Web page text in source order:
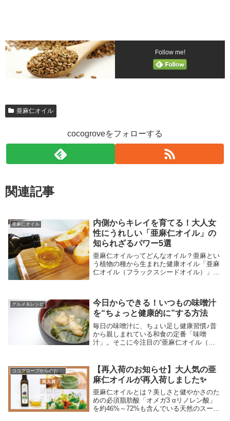
Follow me!
亜麻仁オイル
cocogroveをフォローする
関連記事
亜麻仁オイル
内側からキレイを育てる！大人女
性にうれしい「亜麻仁オイル」の
知られざるパワー5選
亜麻仁オイルってどんなオイル？亜麻とい
う植物の種から生まれた健康オイル「亜麻
仁オイル（フラックスシードオイル）」
油”として世界中で注目されています。特
に植物性のオメガ...
グルメ＆レシピ
今日からできる！いつもの味噌汁
を“ちょっと健康的に”する方法
毎日の味噌汁に、ちょい足し健康習慣♪昔
から親しまれている和食の定番「味噌
汁」。そこに今注目の“亜麻仁オイル（フ
酸）を摂れる、うれしい習慣に！今回は、
いつもの味噌汁に...
ココグローブからのお知らせ
【再入荷のお知らせ】大人気の亜
麻仁オイルが再入荷しました✨
亜麻仁オイルとは？美しさと健やかさのた
めの必須脂肪酸「オメガ3 αリノレン酸」
を約46%～72%も含んでいる天然のスーパ